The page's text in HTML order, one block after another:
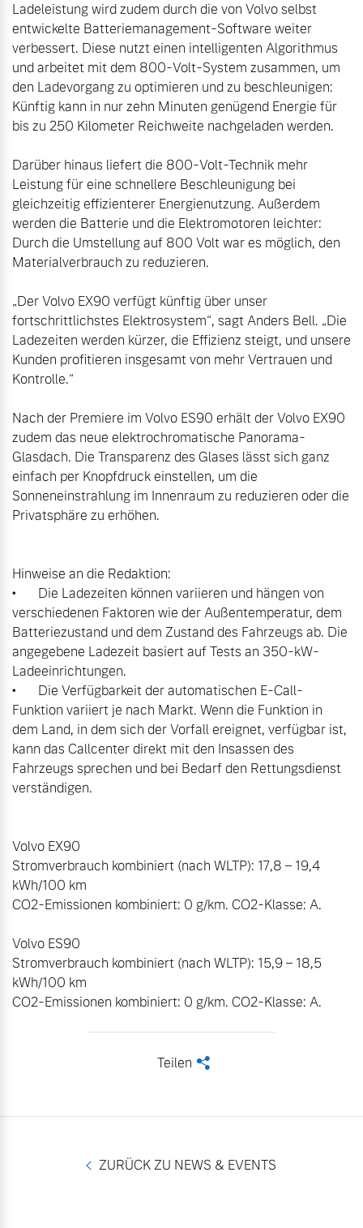
Ladeleistung wird zudem durch die von Volvo selbst
entwickelte Batteriemanagement-Software weiter
verbessert. Diese nutzt einen intelligenten Algorithmus
und arbeitet mit dem 800-Volt-System zusammen, um
den Ladevorgang zu optimieren und zu beschleunigen:
Künftig kann in nur zehn Minuten genügend Energie für
bis zu 250 Kilometer Reichweite nachgeladen werden.
Darüber hinaus liefert die 800-Volt-Technik mehr
Leistung für eine schnellere Beschleunigung bei
gleichzeitig effizienterer Energienutzung. Außerdem
werden die Batterie und die Elektromotoren leichter:
Durch die Umstellung auf 800 Volt war es möglich, den
Materialverbrauch zu reduzieren.
„Der Volvo EX90 verfügt künftig über unser
fortschrittlichstes Elektrosystem“, sagt Anders Bell. „Die
Ladezeiten werden kürzer, die Effizienz steigt, und unsere
Kunden profitieren insgesamt von mehr Vertrauen und
Kontrolle.“
Nach der Premiere im Volvo ES90 erhält der Volvo EX90
zudem das neue elektrochromatische Panorama-
Glasdach. Die Transparenz des Glases lässt sich ganz
einfach per Knopfdruck einstellen, um die
Sonneneinstrahlung im Innenraum zu reduzieren oder die
Privatsphäre zu erhöhen.
Hinweise an die Redaktion:
•	Die Ladezeiten können variieren und hängen von
verschiedenen Faktoren wie der Außentemperatur, dem
Batteriezustand und dem Zustand des Fahrzeugs ab. Die
angegebene Ladezeit basiert auf Tests an 350-kW-
Ladeeinrichtungen.
•	Die Verfügbarkeit der automatischen E-Call-
Funktion variiert je nach Markt. Wenn die Funktion in
dem Land, in dem sich der Vorfall ereignet, verfügbar ist,
kann das Callcenter direkt mit den Insassen des
Fahrzeugs sprechen und bei Bedarf den Rettungsdienst
verständigen.
Volvo EX90
Stromverbrauch kombiniert (nach WLTP): 17,8 – 19,4
kWh/100 km
CO2-Emissionen kombiniert: 0 g/km. CO2-Klasse: A.
Volvo ES90
Stromverbrauch kombiniert (nach WLTP): 15,9 – 18,5
kWh/100 km
CO2-Emissionen kombiniert: 0 g/km. CO2-Klasse: A.
Teilen <
ZURÜCK ZU NEWS & EVENTS